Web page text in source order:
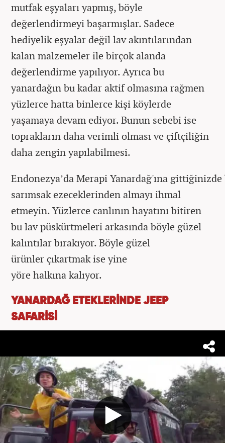
mutfak eşyaları yapmış, böyle
değerlendirmeyi başarmışlar. Sadece
hediyelik eşyalar değil lav akıntılarından
kalan malzemeler ile birçok alanda
değerlendirme yapılıyor. Ayrıca bu
yanardağın bu kadar aktif olmasına rağmen
yüzlerce hatta binlerce kişi köylerde
yaşamaya devam ediyor. Bunun sebebi ise
toprakların daha verimli olması ve çiftçiliğin
daha zengin yapılabilmesi.
Endonezya’da Merapi Yanardağ'ına
sarımsak ezeceklerinden almayı ihmal
etmeyin. Yüzlerce canlının hayatını bitiren
bu lav püskürtmeleri arkasında böyle güzel
kalıntılar bırakıyor. Böyle güzel
ürünler çıkartmak ise yine
yöre halkına kalıyor.
YANARDAĞ ETEKLERİNDE JEEP
SAFARİSİ